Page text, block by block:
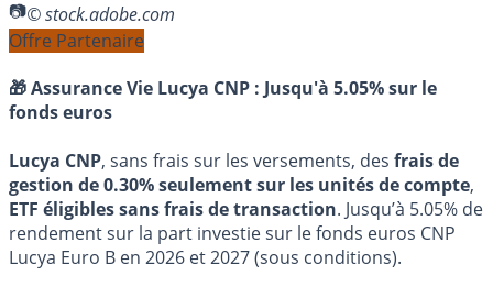
© stock.adobe.com
Offre Partenaire
🎁 Assurance Vie Lucya CNP : Jusqu'à 5.05% sur le
fonds euros
Lucya CNP, sans frais sur les versements, des frais de
gestion de 0.30% seulement sur les unités de compte,
ETF éligibles sans frais de transaction. Jusqu’à 5.05% de
rendement sur la part investie sur le fonds euros CNP
Lucya Euro B en 2026 et 2027 (sous conditions).